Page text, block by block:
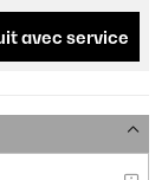
avec service